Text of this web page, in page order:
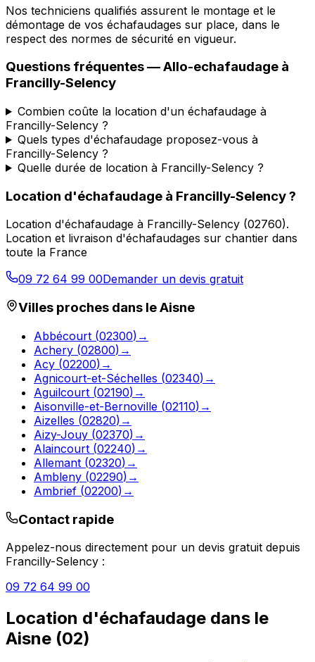
Nos techniciens qualifiés assurent le montage et le
démontage de vos échafaudages sur place, dans le
respect des normes de sécurité en vigueur.
Questions fréquentes —Allo-echafaudage à
Francilly-Selency
Combien coûte la location d'un échafaudage à
Francilly-Selency ?
Quels types d'échafaudage proposez-vous à
Francilly-Selency ?
Quelle durée de location à Francilly-Selency ?
Location d'échafaudage à Francilly-Selency?
Location d'échafaudage à Francilly-Selency (02760).
Location et livraison d'échafaudages sur chantier dans
toute la France
09 72 64 99 00Demander un devis gratuit
Villes proches dans leAisne
Abbécourt (02300) →
Achery (02800) →
Acy (02200) →
Agnicourt-et-Séchelles (02340) →
Aguilcourt (02190) →
Aisonville-et-Bernoville (02110) →
Aizelles (02820) →
Aizy-Jouy (02370) →
Alaincourt (02240) →
Allemant (02320) →
Ambleny (02290) →
Ambrief (02200) →
Contact rapide
Appelez-nous directement pour un devis gratuit depuis
Francilly-Selency :
09 72 64 99 00
Location d'échafaudage dans le
Aisne (02)